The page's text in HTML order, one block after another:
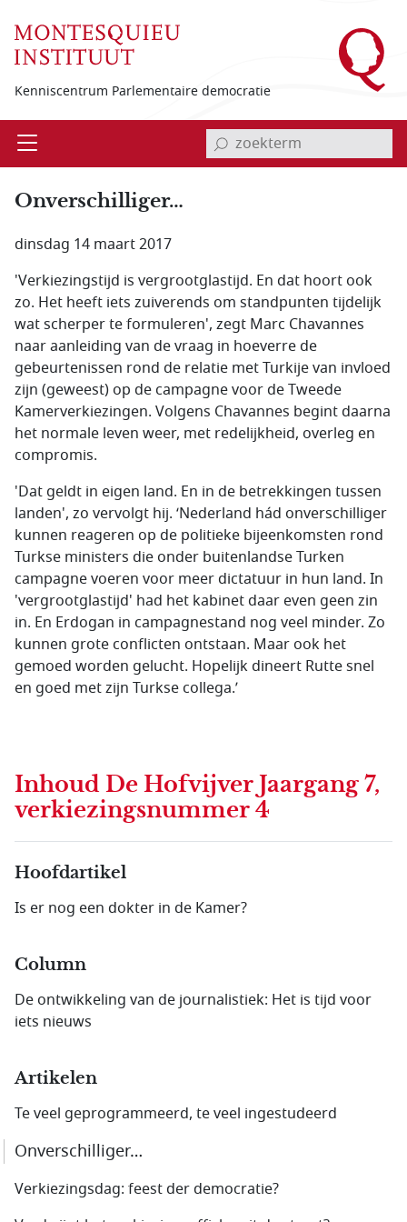
Kenniscentrum Parlementaire democratie
Open invoerveld zoekterm
Onverschilliger…
dinsdag 14 maart 2017
'Verkiezingstijd is vergrootglastijd. En dat hoort ook
zo. Het heeft iets zuiverends om standpunten tijdelijk
wat scherper te formuleren', zegt Marc Chavannes
naar aanleiding van de vraag in hoeverre de
gebeurtenissen rond de relatie met Turkije van invloed
zijn (geweest) op de campagne voor de Tweede
Kamerverkiezingen. Volgens Chavannes begint daarna
het normale leven weer, met redelijkheid, overleg en
compromis.
'Dat geldt in eigen land. En in de betrekkingen tussen
landen', zo vervolgt hij. ‘Nederland hád onverschilliger
kunnen reageren op de politieke bijeenkomsten rond
Turkse ministers die onder buitenlandse Turken
campagne voeren voor meer dictatuur in hun land. In
'vergrootglastijd' had het kabinet daar even geen zin
in. En Erdogan in campagnestand nog veel minder. Zo
kunnen grote conflicten ontstaan. Maar ook het
gemoed worden gelucht. Hopelijk dineert Rutte snel
en goed met zijn Turkse collega.’
Inhoud De Hofvijver Jaargang 7,
verkiezingsnummer 4
Hoofdartikel
Is er nog een dokter in de Kamer?
Column
De ontwikkeling van de journalistiek: Het is tijd voor
iets nieuws
Artikelen
Te veel geprogrammeerd, te veel ingestudeerd
Onverschilliger…
Verkiezingsdag: feest der democratie?